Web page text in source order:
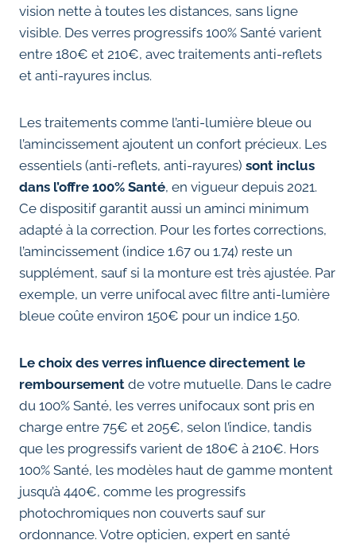
vision nette à toutes les distances, sans ligne
visible. Des verres progressifs 100% Santé varient
entre 180€ et 210€, avec traitements anti-reflets
et anti-rayures inclus.
Les traitements comme l’anti-lumière bleue ou
l’amincissement ajoutent un confort précieux. Les
essentiels (anti-reflets, anti-rayures) sont inclus
dans l’offre 100% Santé, en vigueur depuis 2021.
Ce dispositif garantit aussi un aminci minimum
adapté à la correction. Pour les fortes corrections,
l’amincissement (indice 1.67 ou 1.74) reste un
supplément, sauf si la monture est très ajustée. Par
exemple, un verre unifocal avec filtre anti-lumière
bleue coûte environ 150€ pour un indice 1.50.
Le choix des verres influence directement le
remboursement de votre mutuelle. Dans le cadre
du 100% Santé, les verres unifocaux sont pris en
charge entre 75€ et 205€, selon l’indice, tandis
que les progressifs varient de 180€ à 210€. Hors
100% Santé, les modèles haut de gamme montent
jusqu’à 440€, comme les progressifs
photochromiques non couverts sauf sur
ordonnance. Votre opticien, expert en santé